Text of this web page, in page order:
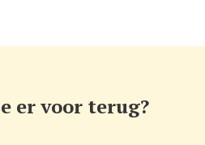
er voor terug?